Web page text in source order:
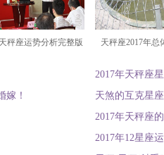
秤座运势分析完整版 天秤座2017年总
2017年天秤座
嫁！
天煞的互克星
2017年天秤座
2017年12星座